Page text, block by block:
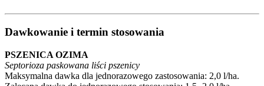
Dawkowanie i termin stosowania
PSZENICA OZIMA
Septorioza paskowana liści pszenicy
Maksymalna dawka dla jednorazowego zastosowania: 2,0 l/ha.